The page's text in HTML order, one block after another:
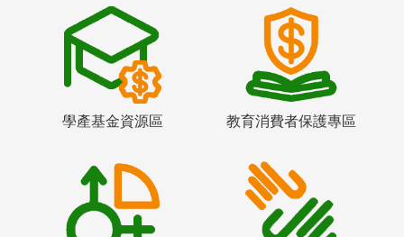
學產基金資源區 教育消費者保護專區